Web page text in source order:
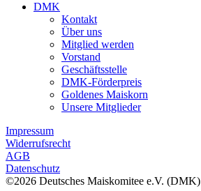
DMK
Kontakt
Über uns
Mitglied werden
Vorstand
Geschäftsstelle
DMK-Förderpreis
Goldenes Maiskorn
Unsere Mitglieder
Impressum
Widerrufsrecht
AGB
Datenschutz
©2026 Deutsches Maiskomitee e.V. (DMK)